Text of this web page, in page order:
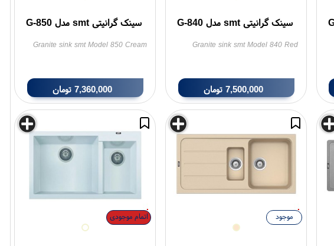
سینک گرانیتی smt مدل G-840
Granite sink smt Model 840 Red
7,500,000 تومان
سینک گرانیتی smt مدل G-850
Granite sink smt Model 850 Cream
7,360,000 تومان
موجود اتمام موجودی